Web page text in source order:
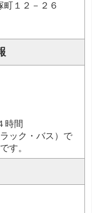
町１２－２６
時間
ック・バス）で
す。